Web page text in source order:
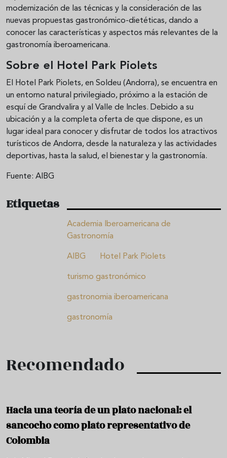
modernización de las técnicas y la consideración de las
nuevas propuestas gastronómico-dietéticas, dando a
conocer las características y aspectos más relevantes de la
gastronomía iberoamericana.
Sobre el Hotel Park Piolets
El Hotel Park Piolets, en Soldeu (Andorra), se encuentra en
un entorno natural privilegiado, próximo a la estación de
esquí de Grandvalira y al Valle de Incles. Debido a su
ubicación y a la completa oferta de que dispone, es un
lugar ideal para conocer y disfrutar de todos los atractivos
turísticos de Andorra, desde la naturaleza y las actividades
deportivas, hasta la salud, el bienestar y la gastronomía.
Fuente: AIBG
Etiquetas
Academia Iberoamericana de
Gastronomía
AIBG Hotel Park Piolets
turismo gastronómico
gastronomia iberoamericana
gastronomía
Recomendado
Hacia una teoría de un plato nacional: el
sancocho como plato representativo de
Colombia